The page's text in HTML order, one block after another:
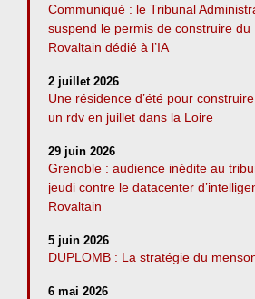
Communiqué : le Tribunal
suspend le permis de construire du
Rovaltain dédié à l’IA
2 juillet 2026
Une résidence d’été pour
un rdv en juillet dans la Loire
29 juin 2026
Grenoble : audience inédite au
jeudi contre le datacenter
Rovaltain
5 juin 2026
DUPLOMB : La stratégie du
6 mai 2026